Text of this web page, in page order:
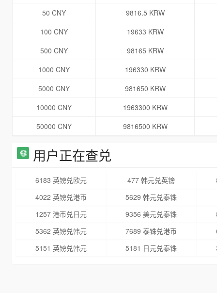
50 CNY
9816.5 KRW
100 CNY
19633 KRW
500 CNY
98165 KRW
1000 CNY
196330 KRW
5000 CNY
981650 KRW
10000 CNY
1963300 KRW
50000 CNY
9816500 KRW
用户正在查兑
6183 英镑兑欧元 477 韩元兑英镑
4022 英镑兑港币
5629 韩元兑泰铢
1257 港币兑日元
9356 美元兑泰铢
5362 英镑兑韩元
7689 泰铢兑港币
5151 英镑兑韩元
5181 日元兑泰铢